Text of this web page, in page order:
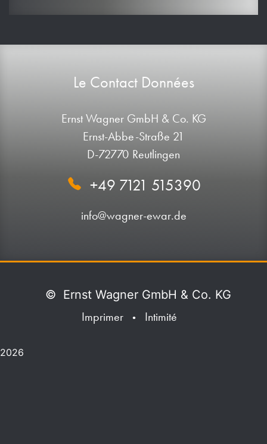
Le Contact Données
Ernst Wagner GmbH & Co. KG
Ernst-Abbe-Straße 21
D-72770 Reutlingen
+49 7121 515390
info@wagner-ewar.de
© Ernst Wagner GmbH & Co. KG
Imprimer
• Intimité
2026